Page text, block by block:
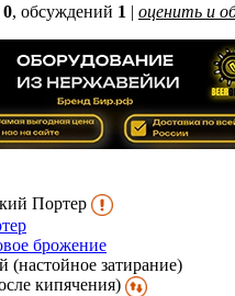
0, обсуждений 1 | оценить и
Портер
брожение
(настойное затирание)
кипячения)